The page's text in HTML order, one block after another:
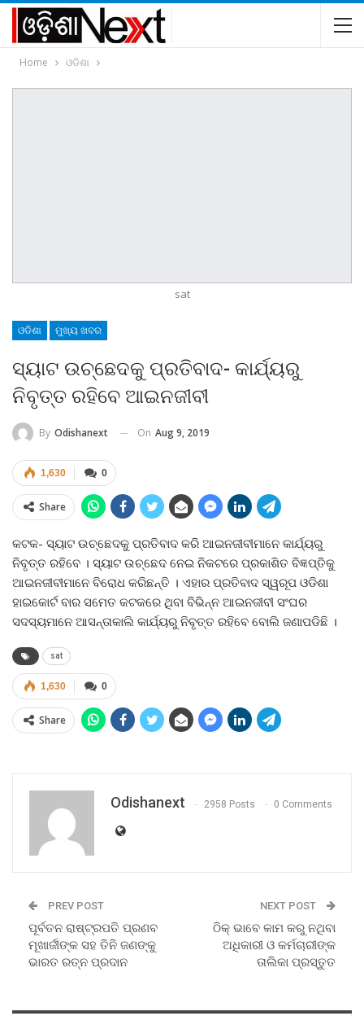
Home ଓଡିଶା
sat
ଓଡିଶା ମୁଖ୍ୟ ଖବର
ସ୍ୟାଟ ଉଚ୍ଛେଦକୁ ପ୍ରତିବାଦ- କାର୍ଯ୍ୟରୁ
ନିବୃତ୍ତ ରହିବେ ଆଇନଜୀବୀ
By Odishanext On Aug 9, 2019
0
1,630
Share
କଟକ- ସ୍ୟାଟ ଉଚ୍ଛେଦକୁ ପ୍ରତିବାଦ କରି ଆଇନଜୀବୀମାନେ କାର୍ଯ୍ୟରୁ
ନିବୃତ୍ତ ରହିବେ । ସ୍ୟାଟ ଉଚ୍ଛେଦ ନେଇ ନିକଟରେ ପ୍ରକାଶିତ ବିଜ୍ଞପ୍ତିକୁ
ଆଇନଜୀବୀମାନେ ବିରୋଧ କରିଛନ୍ତି । ଏହାର ପ୍ରତିବାଦ ସ୍ୱରୂପ ଓଡିଶା
ହାଇକୋର୍ଟ ବାର ସମେତ କଟକରେ ଥିବା ବିଭିନ୍ନ ଆଇନଜୀବୀ ସଂଘର
ସଦସ୍ୟମାନେ ଆସନ୍ତାକାଲି କାର୍ଯ୍ୟରୁ ନିବୃତ୍ତ ରହିବେ ବୋଲି ଜଣାପଡିଛି ।
sat
0
1,630
Share
Odishanext 2958 Posts 0 Comments
PREV POST
ପୂର୍ବତନ ରାଷ୍ଟ୍ରପତି ପ୍ରଣବ
ମୂଖାର୍ଜୀଙ୍କ ସହ ତିନି ଜଣଙ୍କୁ
ଭାରତ ରତ୍ନ ପ୍ରଦାନ
NEXT POST
ଠିକ୍‌ ଭାବେ କାମ କରୁ ନଥିବା
ଅଧିକାରୀ ଓ କର୍ମଚାରୀଙ୍କ
ତାଲିକା ପ୍ରସ୍ତୁତ